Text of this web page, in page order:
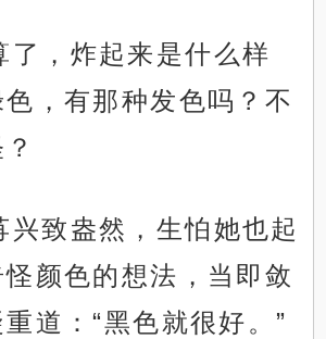
了，炸起来是什么样
，有那种发色吗？不
兴致盎然，生怕她也起
颜色的想法，当即敛
道：“黑色就很好。”